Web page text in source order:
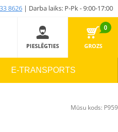
8626 | Darba laiks: P-Pk - 9:00-17:00
PIESLĒGTIES
0
GROZS
E-TRANSPORTS
Mūsu kods: P959